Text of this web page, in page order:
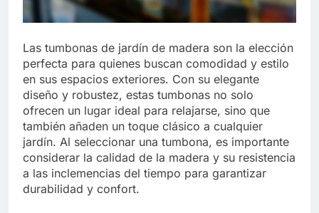
Las tumbonas de jardín de madera son la elección
perfecta para quienes buscan comodidad y estilo
en sus espacios exteriores. Con su elegante
diseño y robustez, estas tumbonas no solo
ofrecen un lugar ideal para relajarse, sino que
también añaden un toque clásico a cualquier
jardín. Al seleccionar una tumbona, es importante
considerar la calidad de la madera y su resistencia
a las inclemencias del tiempo para garantizar
durabilidad y confort.